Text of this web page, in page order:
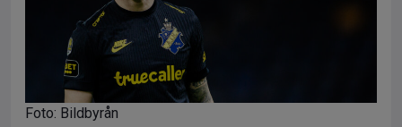
Foto: Bildbyrån